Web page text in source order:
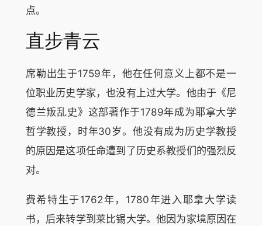
点。
直步青云
席勒出生于1759年，他在任何意义上都不是一
位职业历史学家，也没有上过大学。他由于《尼
德兰叛乱史》这部著作于1789年成为耶拿大学
哲学教授，时年30岁。他没有成为历史学教授
的原因是这项任命遭到了历史系教授们的强烈反
对。
费希特生于1762年，1780年进入耶拿大学读
书，后来转学到莱比锡大学。他因为家境原因在